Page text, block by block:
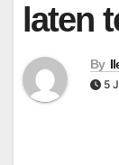
laten
By
5